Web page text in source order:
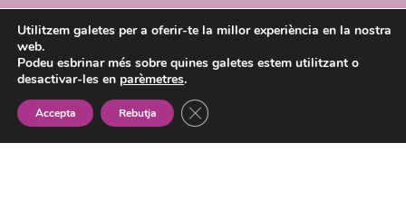
TRANSPARENCIA
ACTIVITATS
PROJECTES
Utilitzem galetes per a oferir-te la millor experiència en la nostra
web.
Podeu esbrinar més sobre quines galetes estem utilitzant o
desactivar-les en parèmetres.
Accepta Rebutja Tanca el bàner de galetes RGPD